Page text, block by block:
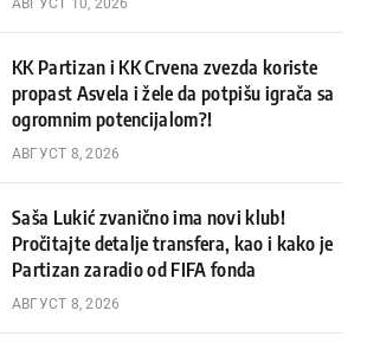
АВГУСТ 10, 2026
KK Partizan i KK Crvena zvezda koriste
propast Asvela i žele da potpišu igrača sa
ogromnim potencijalom?!
АВГУСТ 8, 2026
Saša Lukić zvanično ima novi klub!
Pročitajte detalje transfera, kao i kako je
Partizan zaradio od FIFA fonda
АВГУСТ 8, 2026